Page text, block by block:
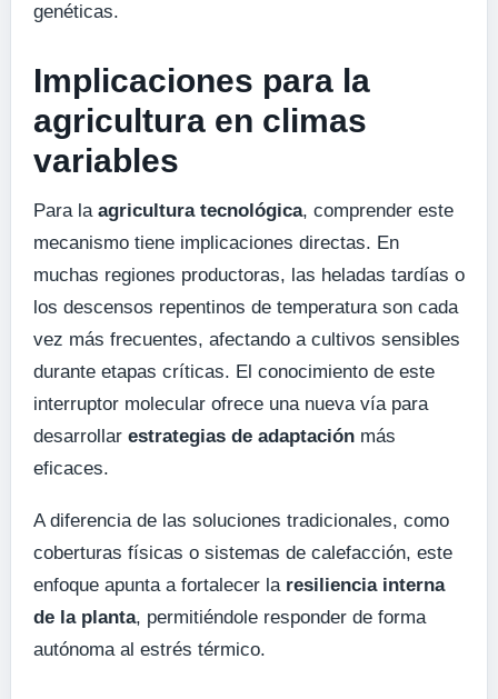
genéticas.
Implicaciones para la
agricultura en climas
variables
Para la agricultura tecnológica, comprender este
mecanismo tiene implicaciones directas. En
muchas regiones productoras, las heladas tardías o
los descensos repentinos de temperatura son cada
vez más frecuentes, afectando a cultivos sensibles
durante etapas críticas. El conocimiento de este
interruptor molecular ofrece una nueva vía para
desarrollar estrategias de adaptación más
eficaces.
A diferencia de las soluciones tradicionales, como
coberturas físicas o sistemas de calefacción, este
enfoque apunta a fortalecer la resiliencia interna
de la planta, permitiéndole responder de forma
autónoma al estrés térmico.